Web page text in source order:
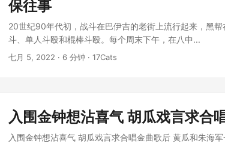
保往事
20世纪90年代初，战斗在巴伊吉的老街上流行起来，黑
斗、单人斗殴和棍棒斗殴。每个周末下午，在八中...
七月 5, 2022 · 6 分钟 · 17Cats
入围金钟想沾喜气 胡瓜戏言求合
入围金钟想沾喜气 胡瓜戏言求合唱金曲歌后 黄瓜和朱海